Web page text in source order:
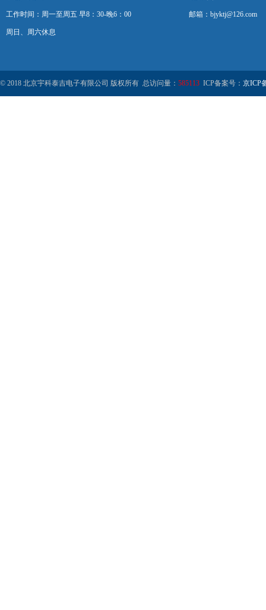
工作时间：周一至周五 早8：30-晚6：00
周日、周六休息
邮箱：bjyktj@126.com
© 2018 北京宇科泰吉电子有限公司 版权所有 总访问量： 585113 ICP备案号： 京ICP